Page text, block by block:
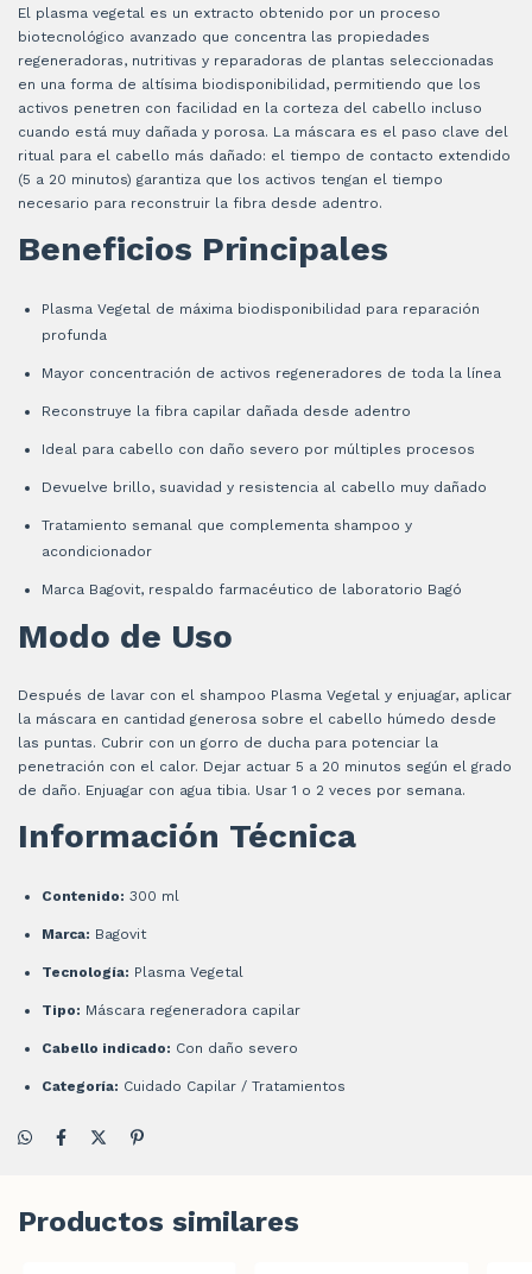
El plasma vegetal es un extracto obtenido por un proceso
biotecnológico avanzado que concentra las propiedades
regeneradoras, nutritivas y reparadoras de plantas seleccionadas
en una forma de altísima biodisponibilidad, permitiendo que los
activos penetren con facilidad en la corteza del cabello incluso
cuando está muy dañada y porosa. La máscara es el paso clave del
ritual para el cabello más dañado: el tiempo de contacto extendido
(5 a 20 minutos) garantiza que los activos tengan el tiempo
necesario para reconstruir la fibra desde adentro.
Beneficios Principales
Plasma Vegetal de máxima biodisponibilidad para reparación
profunda
Mayor concentración de activos regeneradores de toda la línea
Reconstruye la fibra capilar dañada desde adentro
Ideal para cabello con daño severo por múltiples procesos
Devuelve brillo, suavidad y resistencia al cabello muy dañado
Tratamiento semanal que complementa shampoo y
acondicionador
Marca Bagovit, respaldo farmacéutico de laboratorio Bagó
Modo de Uso
Después de lavar con el shampoo Plasma Vegetal y enjuagar, aplicar
la máscara en cantidad generosa sobre el cabello húmedo desde
las puntas. Cubrir con un gorro de ducha para potenciar la
penetración con el calor. Dejar actuar 5 a 20 minutos según el grado
de daño. Enjuagar con agua tibia. Usar 1 o 2 veces por semana.
Información Técnica
Contenido: 300 ml
Marca: Bagovit
Tecnología: Plasma Vegetal
Tipo: Máscara regeneradora capilar
Cabello indicado: Con daño severo
Categoría: Cuidado Capilar / Tratamientos
Productos similares